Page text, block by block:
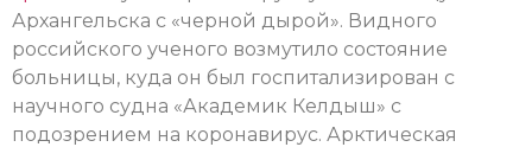
Архангельска с «черной дырой». Видного
российского ученого возмутило состояние
больницы, куда он был госпитализирован с
научного судна «Академик Келдыш» с
подозрением на коронавирус. Арктическая